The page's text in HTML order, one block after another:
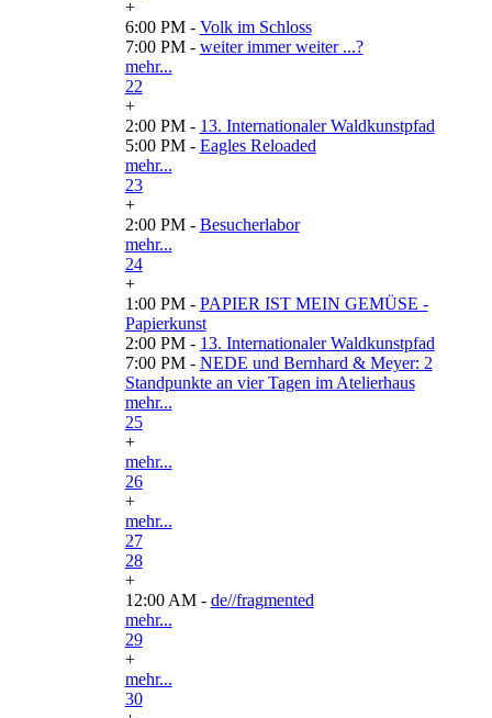
+
6:00 PM - Volk im Schloss
7:00 PM - weiter immer weiter ...?
mehr...
22
+
2:00 PM - 13. Internationaler Waldkunstpfad
5:00 PM - Eagles Reloaded
mehr...
23
+
2:00 PM - Besucherlabor
mehr...
24
+
1:00 PM - PAPIER IST MEIN GEMÜSE -
Papierkunst
2:00 PM - 13. Internationaler Waldkunstpfad
7:00 PM - NEDE und Bernhard & Meyer: 2
Standpunkte an vier Tagen im Atelierhaus
mehr...
25
+
mehr...
26
+
mehr...
27
28
+
12:00 AM - de//fragmented
mehr...
29
+
mehr...
30